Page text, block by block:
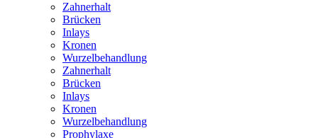
Zahnerhalt
Brücken
Inlays
Kronen
Wurzelbehandlung
Zahnerhalt
Brücken
Inlays
Kronen
Wurzelbehandlung
Prophylaxe